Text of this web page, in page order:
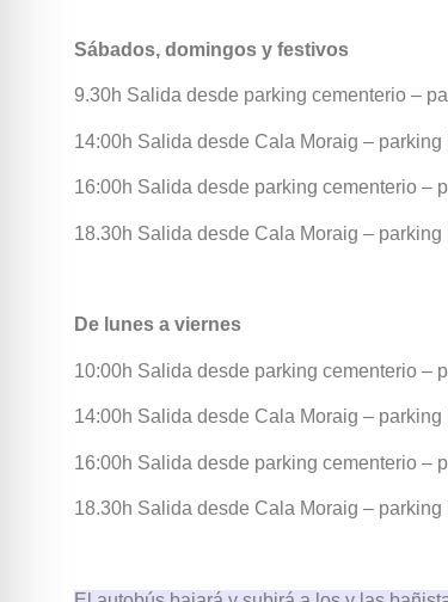
Sábados, domingos y festivos
9.30h Salida desde parking cementerio –
14:00h Salida desde Cala Moraig –
16:00h Salida desde parking cementerio –
18.30h Salida desde Cala Moraig –
De lunes a viernes
10:00h Salida desde parking cementerio –
14:00h Salida desde Cala Moraig –
16:00h Salida desde parking cementerio –
18.30h Salida desde Cala Moraig –